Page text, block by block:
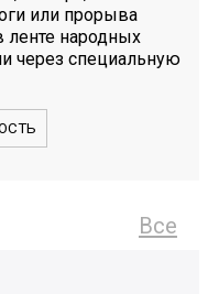
или прорыва
ленте народных
через специальную
Все